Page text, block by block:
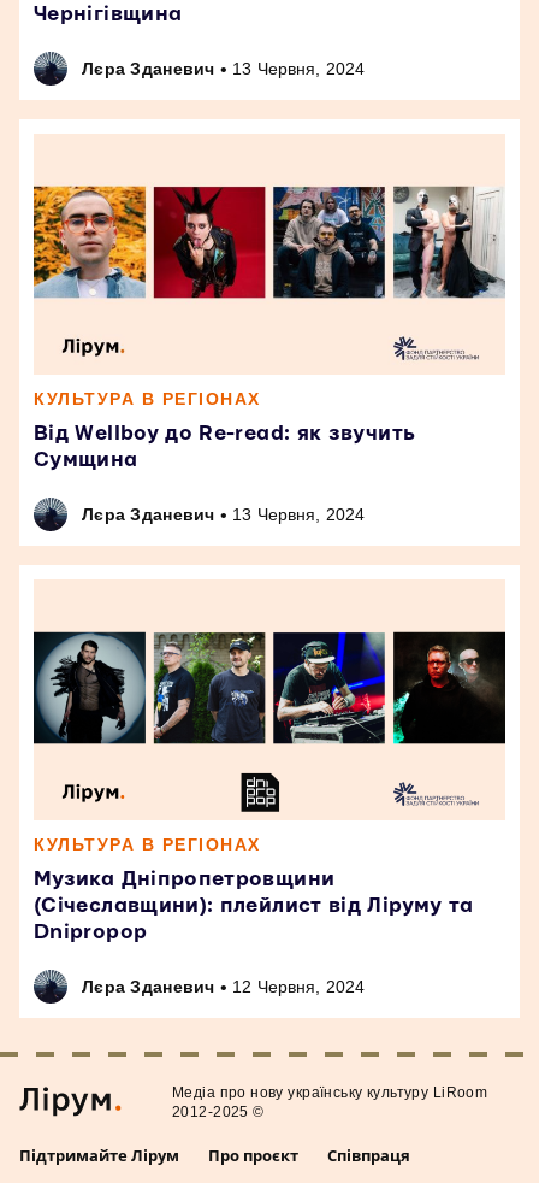
Чернігівщина
Лєра Зданевич • 13 Червня, 2024
КУЛЬТУРА В РЕГІОНАХ
Від Wellboy до Re-read: як звучить
Сумщина
Лєра Зданевич • 13 Червня, 2024
КУЛЬТУРА В РЕГІОНАХ
Музика Дніпропетровщини
(Січеславщини): плейлист від Ліруму та
Dnipropop
Лєра Зданевич • 12 Червня, 2024
Підтримайте Лірум Про проєкт Співпраця
Медiа про нову українську культуру LiRoom
2012-2025 ©